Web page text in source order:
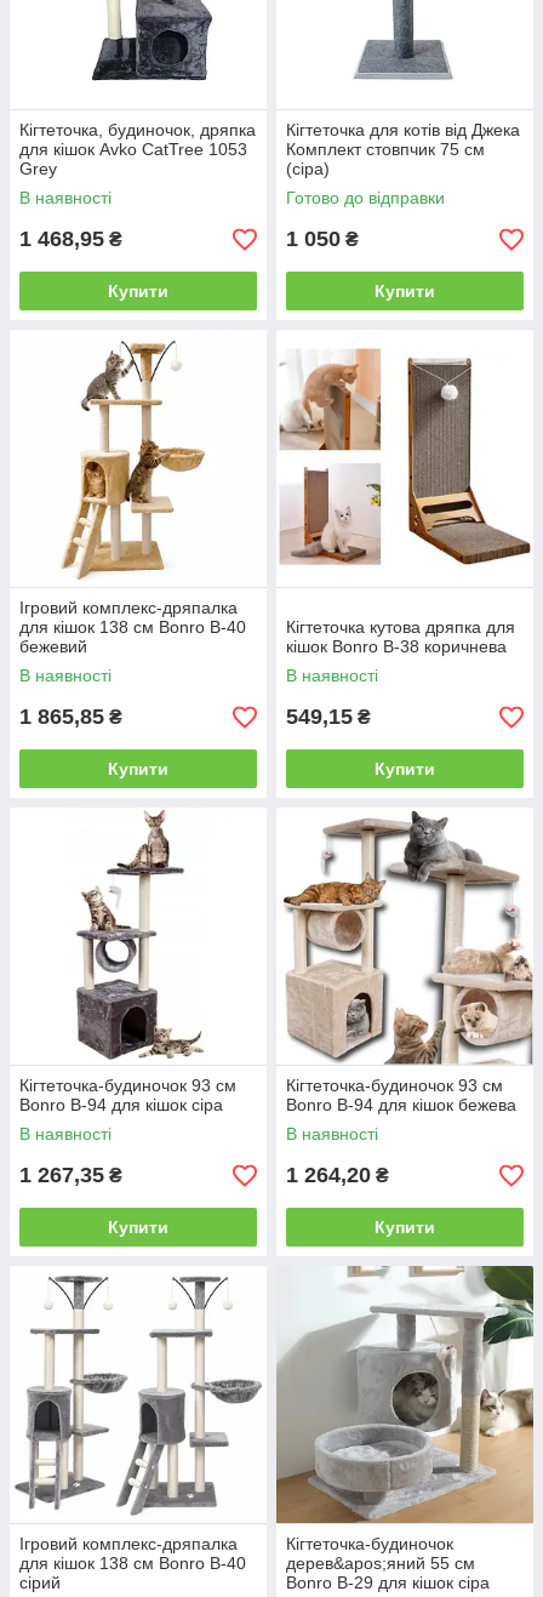
Кігтеточка, будиночок, дряпка
для кішок Avko CatTree 1053
Grey
В наявності
1 468,95 ₴
Купити
Кігтеточка для котів вiд Джека
Комплект стовпчик 75 см
(сіра)
Готово до відправки
1 050 ₴
Купити
Ігровий комплекс-дряпалка
для кішок 138 см Bonro B-40
бежевий
В наявності
1 865,85 ₴
Купити
Кігтеточка кутова дряпка для
кішок Bonro B-38 коричнева
В наявності
549,15 ₴
Купити
Кігтеточка-будиночок 93 см
Bonro B-94 для кішок сіра
В наявності
1 267,35 ₴
Купити
Кігтеточка-будиночок 93 см
Bonro B-94 для кішок бежева
В наявності
1 264,20 ₴
Купити
Ігровий комплекс-дряпалка
для кішок 138 см Bonro B-40
сірий
Кігтеточка-будиночок
дерев&apos;яний 55 см
Bonro B-29 для кішок сіра